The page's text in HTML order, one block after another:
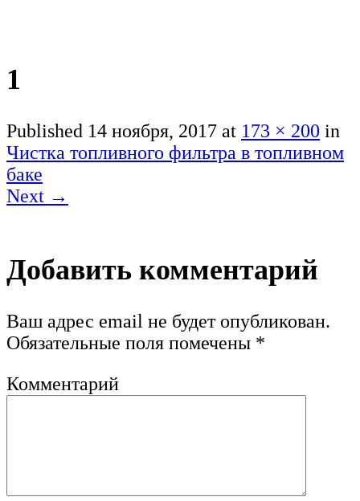
1
Published 14 ноября, 2017 at 173 × 200 in
Чистка топливного фильтра в топливном
баке
Next →
Добавить комментарий
Ваш адрес email не будет опубликован.
Обязательные поля помечены *
Комментарий